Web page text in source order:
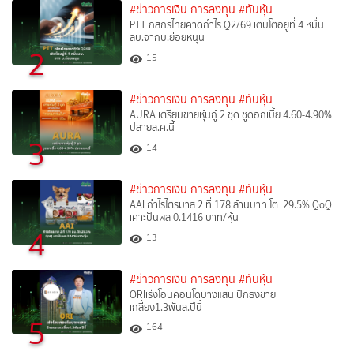
2
#ข่าวการเงิน การลงทุน #ทันหุ้น
PTT กสิกรไทยคาดกำไร Q2/69 เติบโตอยู่ที่ 4 หมื่น
ลบ.จากบ.ย่อยหนุน
15
3
#ข่าวการเงิน การลงทุน #ทันหุ้น
AURA เตรียมขายหุ้นกู้ 2 ชุด ชูดอกเบี้ย 4.60-4.90%
ปลายส.ค.นี้
14
4
#ข่าวการเงิน การลงทุน #ทันหุ้น
AAI กำไรไตรมาส 2 ที่ 178 ล้านบาท โต 29.5% QoQ
เคาะปันผล 0.1416 บาท/หุ้น
13
5
#ข่าวการเงิน การลงทุน #ทันหุ้น
ORIเร่งโอนคอนโดบางแสน ปักธงขาย
เกลี้ยง1.3พันล.ปีนี้
164